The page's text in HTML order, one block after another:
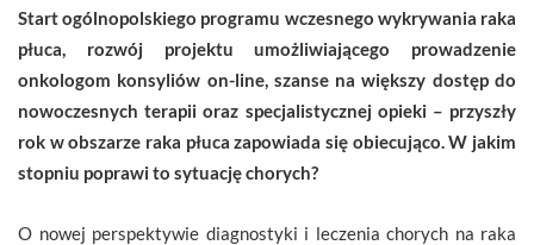
Start ogólnopolskiego programu wczesnego wykrywania raka
płuca, rozwój projektu umożliwiającego prowadzenie
onkologom konsyliów on-line, szanse na większy dostęp do
nowoczesnych terapii oraz specjalistycznej opieki – przyszły
rok w obszarze raka płuca zapowiada się obiecująco. W jakim
stopniu poprawi to sytuację chorych?
O nowej perspektywie diagnostyki i leczenia chorych na raka